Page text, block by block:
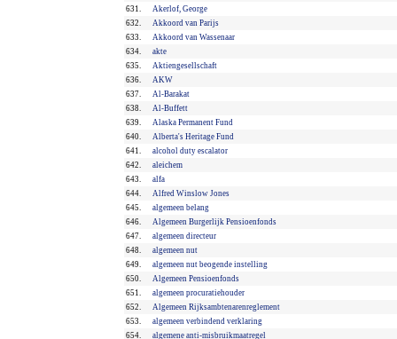
631.
Akerlof, George
632.
Akkoord van Parijs
633.
Akkoord van Wassenaar
634.
akte
635.
Aktiengesellschaft
636.
AKW
637.
Al-Barakat
638.
Al-Buffett
639.
Alaska Permanent Fund
640.
Alberta's Heritage Fund
641.
alcohol duty escalator
642.
aleichem
643.
alfa
644.
Alfred Winslow Jones
645.
algemeen belang
646.
Algemeen Burgerlijk Pensioenfonds
647.
algemeen directeur
648.
algemeen nut
649.
algemeen nut beogende instelling
650.
Algemeen Pensioenfonds
651.
algemeen procuratiehouder
652.
Algemeen Rijksambtenarenreglement
653.
algemeen verbindend verklaring
654.
algemene anti-misbruikmaatregel